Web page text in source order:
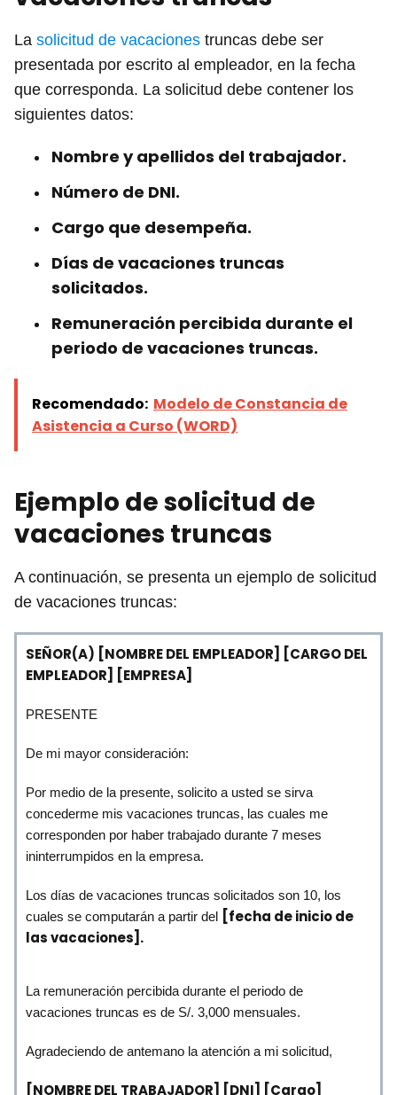
La solicitud de vacaciones truncas debe ser
presentada por escrito al empleador, en la fecha
que corresponda. La solicitud debe contener los
siguientes datos:
Nombre y apellidos del trabajador.
Número de DNI.
Cargo que desempeña.
Días de vacaciones truncas
solicitados.
Remuneración percibida durante el
periodo de vacaciones truncas.
Recomendado: Modelo de Constancia de
Asistencia a Curso (WORD)
Ejemplo de solicitud de
vacaciones truncas
A continuación, se presenta un ejemplo de solicitud
de vacaciones truncas:
SEÑOR(A) [NOMBRE DEL EMPLEADOR] [CARGO DEL
EMPLEADOR] [EMPRESA]
PRESENTE
De mi mayor consideración:
Por medio de la presente, solicito a usted se sirva
concederme mis vacaciones truncas, las cuales me
corresponden por haber trabajado durante 7 meses
ininterrumpidos en la empresa.
Los días de vacaciones truncas solicitados son 10, los
cuales se computarán a partir del [fecha de inicio de
las vacaciones].
La remuneración percibida durante el periodo de
vacaciones truncas es de S/. 3,000 mensuales.
Agradeciendo de antemano la atención a mi solicitud,
[NOMBRE DEL TRABAJADOR] [DNI] [Cargo]